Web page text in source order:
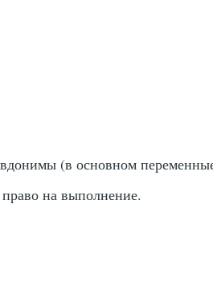
(в основном
право на выполнение.